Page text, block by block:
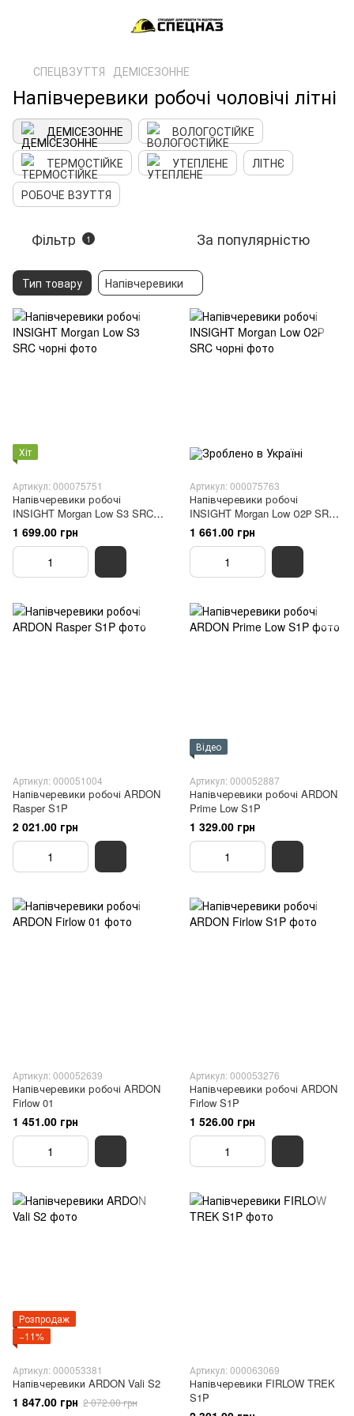
СПЕЦВЗУТТЯ ДЕМІСЕЗОННЕ
Напівчеревики робочі чоловічі літні
ДЕМІСЕЗОННЕ
ВОЛОГОСТІЙКЕ
ТЕРМОСТІЙКЕ
УТЕПЛЕНЕ
ЛІТНЄ
РОБОЧЕ ВЗУТТЯ
Фільтр 1 За популярністю
Тип товару Напівчеревики
Хіт
Артикул: 000075751
Напівчеревики робочі
INSIGHT Morgan Low S3 SRC
чорні
1 699.00 грн
Артикул: 000075763
Напівчеревики робочі
INSIGHT Morgan Low О2Р SRC
чорні
1 661.00 грн
Артикул: 000051004
Напівчеревики робочі ARDON
Rasper S1P
2 021.00 грн
Відео
Артикул: 000052887
Напівчеревики робочі ARDON
Prime Low S1P
1 329.00 грн
Артикул: 000052639
Напівчеревики робочі ARDON
Firlow 01
1 451.00 грн
Артикул: 000053276
Напівчеревики робочі ARDON
Firlow S1P
1 526.00 грн
Розпродаж
−11%
Артикул: 000053381
Напівчеревики ARDON Vali S2
1 847.00 грн 2 072.00 грн
Артикул: 000063069
Напівчеревики FIRLOW TREK
S1P